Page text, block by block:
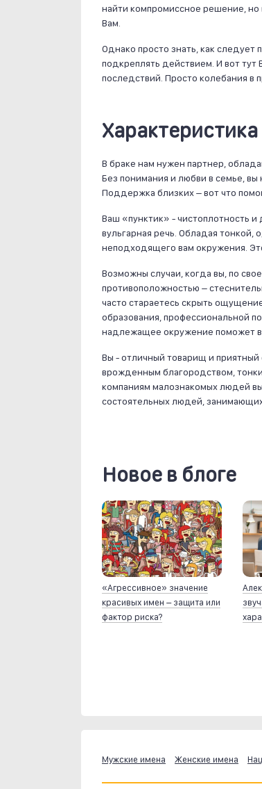
найти компромиссное решение, но
Вам.
Однако просто знать, как
подкреплять действием. И вот
последствий. Просто колебания в
В браке нам нужен партнер,
Без понимания и любви в семье,
Поддержка близких – вот что
Ваш «пунктик» - чистоплотность
вульгарная речь. Обладая тонкой,
неподходящего вам окружения.
Возможны случаи, когда вы, по
противоположностью –
часто стараетесь скрыть
образования, профессиональной
надлежащее окружение поможет
Вы - отличный товарищ и
врожденным благородством,
компаниям малознакомых людей
состоятельных людей,
Новое в блоге
«Агрессивное» значение
красивых имен – защита или
фактор риска?
Мужские имена Женские имена